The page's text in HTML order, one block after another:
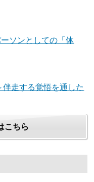
ソンとしての「体
走する覚悟を通した
こちら